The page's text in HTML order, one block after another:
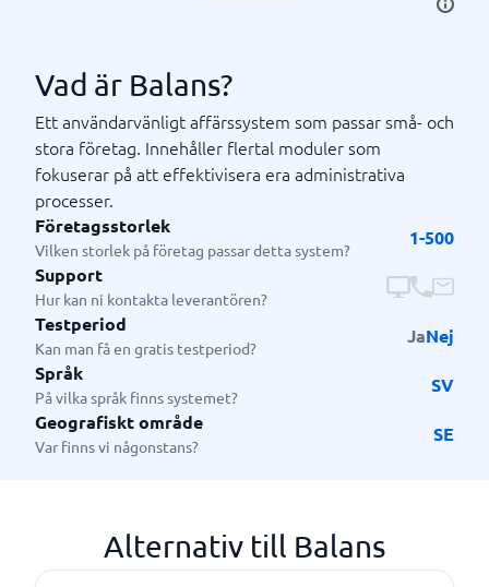
Vad är Balans?
Ett användarvänligt affärssystem som passar små- och
stora företag. Innehåller flertal moduler som
fokuserar på att effektivisera era administrativa
processer.
Företagsstorlek
Vilken storlek på företag passar detta system?
1-500
Support
Hur kan ni kontakta leverantören?
Testperiod
Kan man få en gratis testperiod?
JaNej
Språk
På vilka språk finns systemet?
SV
Geografiskt område
Var finns vi någonstans?
SE
Alternativ till Balans